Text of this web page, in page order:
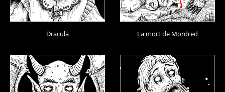
Dracula La mort de Mordred